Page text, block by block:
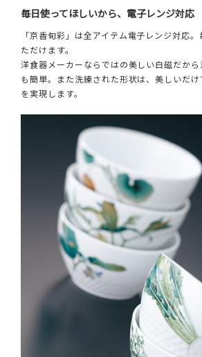
毎日使ってほしいから、電子レンジ対応
「京香旬彩」は全アイテム電子レンジ対応
ただけます。
洋食器メーカーならではの美しい白磁だか
も簡単。また洗練された形状は、美しいだ
を実現します。